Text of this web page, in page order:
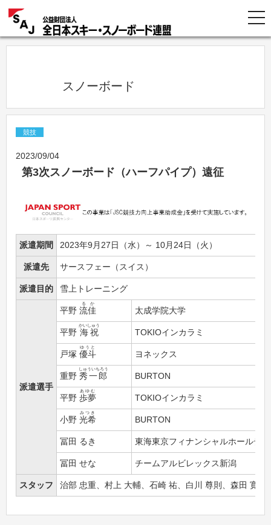
            スノーボード
競技
2023/09/04
第3次スノーボード（ハーフパイプ）遠征
派遣期間 2023年9月27日（水）～ 10月24日（火）
派遣先 サースフェー（スイス）
派遣目的 雪上トレーニング
派遣選手
平野 流佳
るか
太成学院大学
平野 海祝
かいしゅう
TOKIOインカラミ
戸塚 優斗
ゆうと
ヨネックス
重野 秀一郎
しゅういちろう
BURTON
平野 歩夢
あゆむ
TOKIOインカラミ
小野 光希
みつき
BURTON
冨田 るき 東海東京フィナンシャルホールデ
冨田 せな チームアルビレックス新潟
スタッフ 治部 忠重、村上 大輔、石崎 祐、白川 尊則、森田 寛子